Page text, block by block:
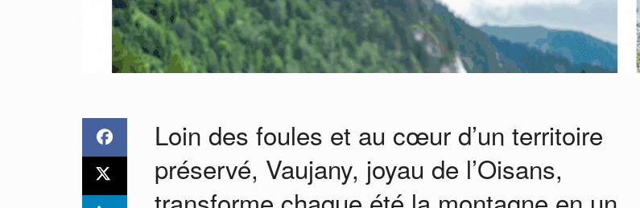
Loin des foules et au cœur d’un territoire
préservé, Vaujany, joyau de l’Oisans,